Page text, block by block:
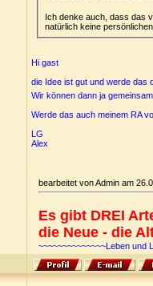
Ich denke auch, dass das
natürlich keine
Hi gast
die Idee ist gut und werde das
Wir können dann ja
Werde das auch meinem RA
LG
Alex
bearbeitet von Admin am
Es gibt DREI
die Neue - die
~~~~~~~~~~~~~~Leben und